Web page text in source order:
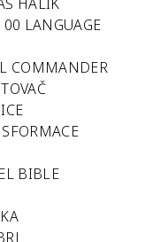
LANGUAGE
COMMANDER
BIBLE